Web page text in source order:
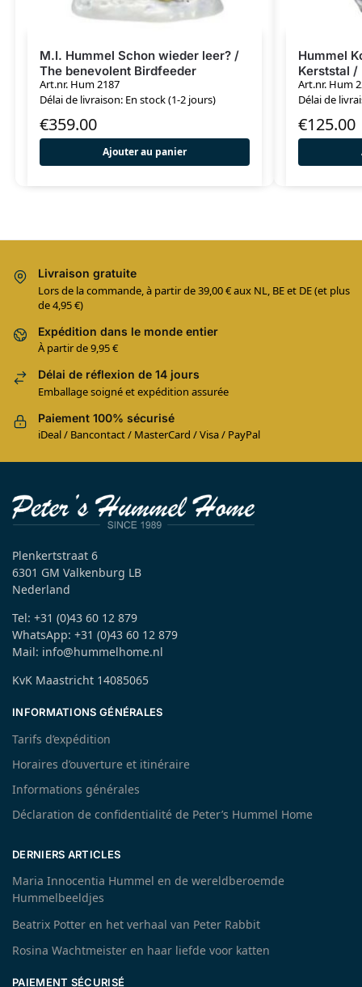
M.I. Hummel Schon wieder leer? /
The benevolent Birdfeeder
Art.nr. Hum 2187
Délai de livraison: En stock (1-2 jours)
€359.00
Ajouter au panier
Hummel
Kerststal /
Art.nr. Hum
Délai de
€125.00
Livraison gratuite
Lors de la commande, à partir de 39,00 € aux NL, BE et DE (et plus
de 4,95 €)
Expédition dans le monde entier
À partir de 9,95 €
Délai de réflexion de 14 jours
Emballage soigné et expédition assurée
Paiement 100% sécurisé
iDeal / Bancontact / MasterCard / Visa / PayPal
Plenkertstraat 6
6301 GM Valkenburg LB
Nederland
Tel: +31 (0)43 60 12 879
WhatsApp: +31 (0)43 60 12 879
Mail: info@hummelhome.nl
KvK Maastricht 14085065
INFORMATIONS GÉNÉRALES
Tarifs d’expédition
Horaires d’ouverture et itinéraire
Informations générales
Déclaration de confidentialité de Peter’s Hummel Home
DERNIERS ARTICLES
Maria Innocentia Hummel en de wereldberoemde
Hummelbeeldjes
Beatrix Potter en het verhaal van Peter Rabbit
Rosina Wachtmeister en haar liefde voor katten
PAIEMENT SÉCURISÉ